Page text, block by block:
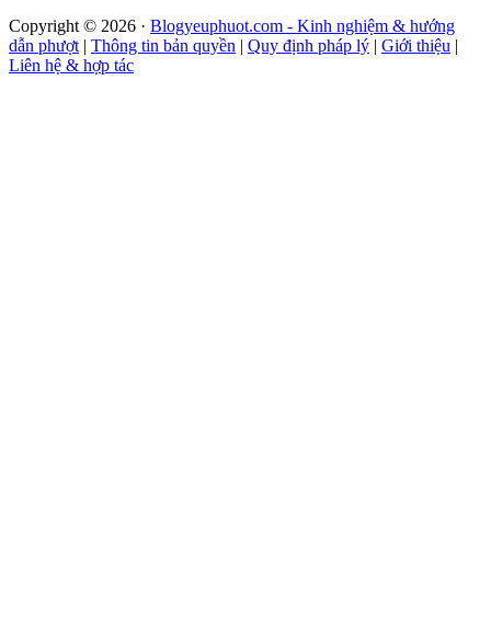
Copyright © 2026 · Blogyeuphuot.com - Kinh nghiệm & hướng
dẫn phượt | Thông tin bản quyền | Quy định pháp lý | Giới thiệu |
Liên hệ & hợp tác